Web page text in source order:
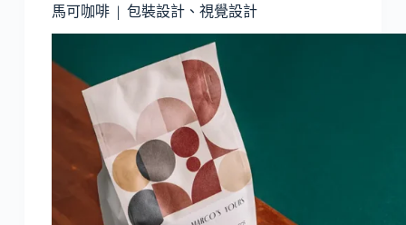
馬可咖啡 | 包裝設計、視覺設計